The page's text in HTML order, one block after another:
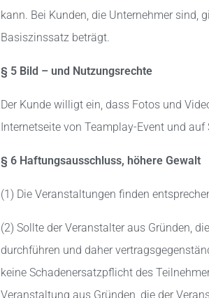
kann. Bei Kunden, die Unternehmer sind,
Basiszinssatz beträgt.
§ 5 Bild – und Nutzungsrechte
Der Kunde willigt ein, dass Fotos und
Internetseite von Teamplay-Event und
§ 6 Haftungsausschluss, höhere Gewalt
(1) Die Veranstaltungen finden
(2) Sollte der Veranstalter aus Gründen,
durchführen und daher
keine Schadenersatzpflicht des
Veranstaltung aus Gründen, die der